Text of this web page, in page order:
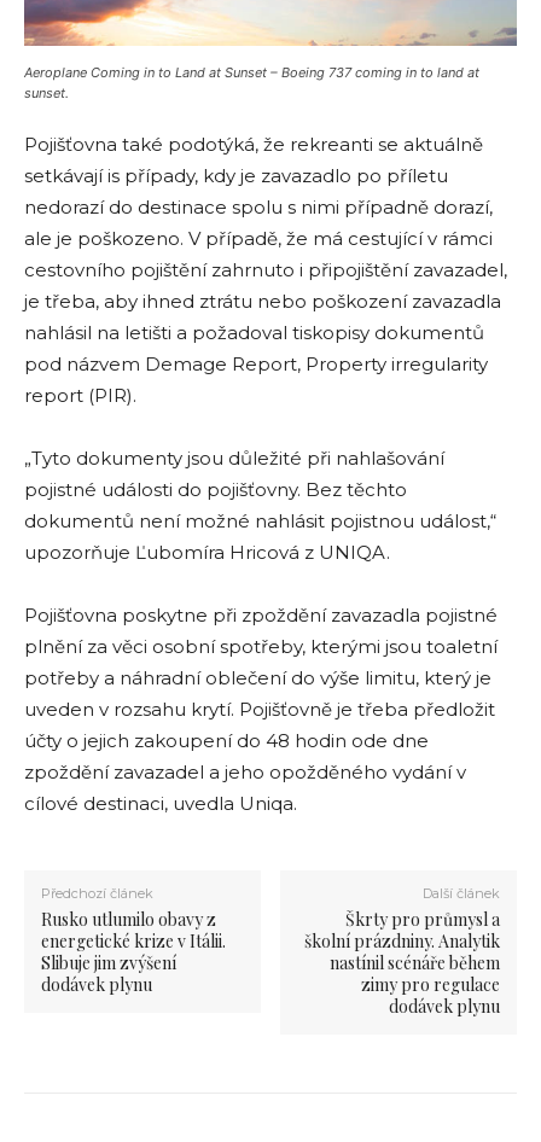
Aeroplane Coming in to Land at Sunset – Boeing 737 coming in to land at
sunset.
Pojišťovna také podotýká, že rekreanti se aktuálně
setkávají is případy, kdy je zavazadlo po příletu
nedorazí do destinace spolu s nimi případně dorazí,
ale je poškozeno. V případě, že má cestující v rámci
cestovního pojištění zahrnuto i připojištění zavazadel,
je třeba, aby ihned ztrátu nebo poškození zavazadla
nahlásil na letišti a požadoval tiskopisy dokumentů
pod názvem Demage Report, Property irregularity
report (PIR).
„Tyto dokumenty jsou důležité při nahlašování
pojistné události do pojišťovny. Bez těchto
dokumentů není možné nahlásit pojistnou událost,“
upozorňuje Ľubomíra Hricová z UNIQA.
Pojišťovna poskytne při zpoždění zavazadla pojistné
plnění za věci osobní spotřeby, kterými jsou toaletní
potřeby a náhradní oblečení do výše limitu, který je
uveden v rozsahu krytí. Pojišťovně je třeba předložit
účty o jejich zakoupení do 48 hodin ode dne
zpoždění zavazadel a jeho opožděného vydání v
cílové destinaci, uvedla Uniqa.
Předchozí článek
Rusko utlumilo obavy z
energetické krize v Itálii.
Slibuje jim zvýšení
dodávek plynu
Další článek
Škrty pro průmysl a
školní prázdniny. Analytik
nastínil scénáře během
zimy pro regulace
dodávek plynu